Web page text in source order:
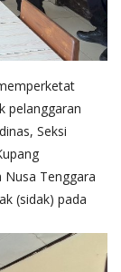
pelanggaran
Seksi
Tenggara
(sidak) pada